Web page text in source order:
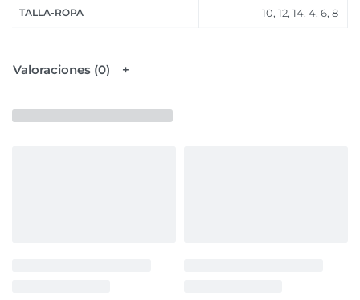
TALLA-ROPA 10, 12, 14, 4, 6, 8
Valoraciones (0)